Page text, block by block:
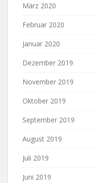
März 2020
Februar 2020
Januar 2020
Dezember 2019
November 2019
Oktober 2019
September 2019
August 2019
Juli 2019
Juni 2019